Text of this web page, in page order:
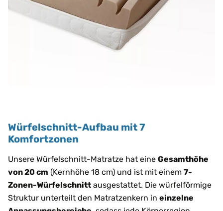
Würfelschnitt-Aufbau mit 7
Komfortzonen
Unsere Würfelschnitt-Matratze hat eine Gesamthöhe
von 20 cm (Kernhöhe 18 cm) und ist mit einem 7-
Zonen-Würfelschnitt ausgestattet. Die würfelförmige
Struktur unterteilt den Matratzenkern in einzelne